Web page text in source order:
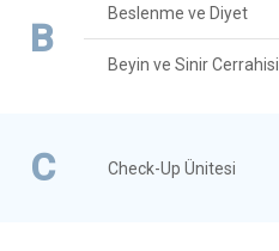
B
Beslenme ve Diyet
Beyin ve Sinir Cerrahisi
C Check-Up Ünitesi